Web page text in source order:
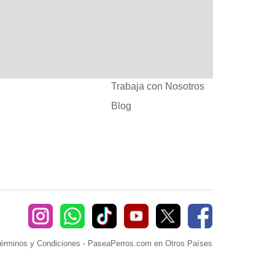
Trabaja con Nosotros
Blog
y Condiciones - PaseaPerros.com en Otros Países